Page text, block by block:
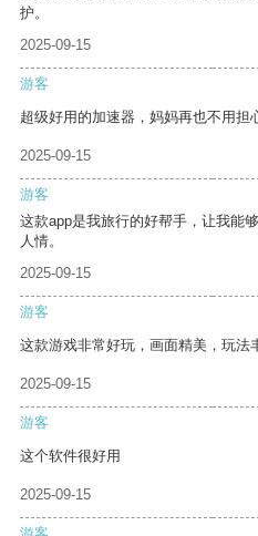
护。
2025-09-15
游客
超级好用的加速器，妈妈再也不用担
2025-09-15
游客
这款app是我旅行的好帮手，让我能
人情。
2025-09-15
游客
这款游戏非常好玩，画面精美，玩法
2025-09-15
游客
这个软件很好用
2025-09-15